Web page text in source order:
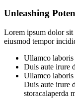
Unleashing
Lorem ipsum dolor sit
eiusmod tempor
Ullamco laboris
Duis aute irure
Ullamco laboris
Duis aute irure
storacalaperda